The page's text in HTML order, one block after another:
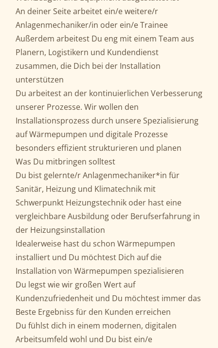
An deiner Seite arbeitet ein/e weitere/r
Anlagenmechaniker/in oder ein/e Trainee
Außerdem arbeitest Du eng mit einem Team aus
Planern, Logistikern und Kundendienst
zusammen, die Dich bei der Installation
unterstützen
Du arbeitest an der kontinuierlichen Verbesserung
unserer Prozesse. Wir wollen den
Installationsprozess durch unsere Spezialisierung
auf Wärmepumpen und digitale Prozesse
besonders effizient strukturieren und planen
Was Du mitbringen solltest
Du bist gelernte/r Anlagenmechaniker*in für
Sanitär, Heizung und Klimatechnik mit
Schwerpunkt Heizungstechnik oder hast eine
vergleichbare Ausbildung oder Berufserfahrung in
der Heizungsinstallation
Idealerweise hast du schon Wärmepumpen
installiert und Du möchtest Dich auf die
Installation von Wärmepumpen spezialisieren
Du legst wie wir großen Wert auf
Kundenzufriedenheit und Du möchtest immer das
Beste Ergebniss für den Kunden erreichen
Du fühlst dich in einem modernen, digitalen
Arbeitsumfeld wohl und Du bist ein/e